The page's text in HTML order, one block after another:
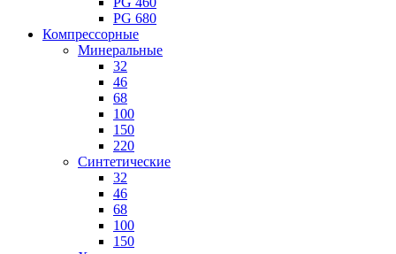
PG 680
Компрессорные
Минеральные
32
46
68
100
150
220
Синтетические
32
46
68
100
150